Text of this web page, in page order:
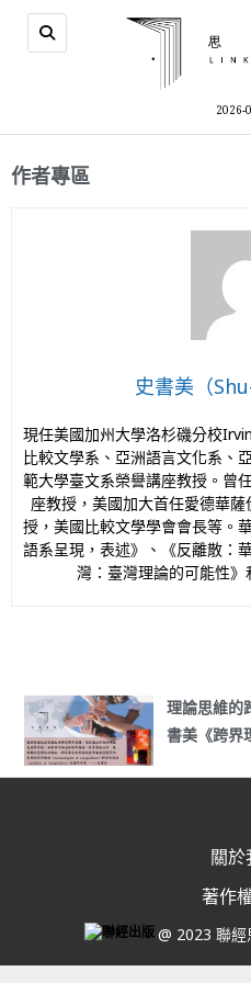
2026-
作者專區
史書美（
現任美國加州大學洛杉磯分校
比較文學系、亞洲語言文化系、
範大學臺文系榮譽講座教授。曾
座教授，美國加大首任愛德華
授，美國比較文學學會會長等。
語系呈現，表述》、《反離散：
灣：臺灣理論的可能性》
理論思維的
書美《跨界
關於
著作
@ 2023 聯